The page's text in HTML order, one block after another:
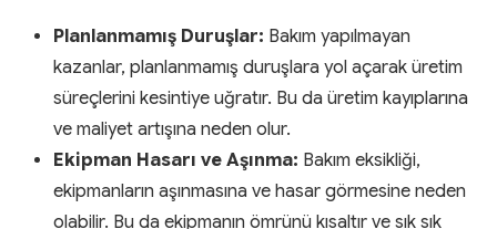
Planlanmamış Duruşlar: Bakım yapılmayan
kazanlar, planlanmamış duruşlara yol açarak üretim
süreçlerini kesintiye uğratır. Bu da üretim kayıplarına
ve maliyet artışına neden olur.
Ekipman Hasarı ve Aşınma: Bakım eksikliği,
ekipmanların aşınmasına ve hasar görmesine neden
olabilir. Bu da ekipmanın ömrünü kısaltır ve sık sık